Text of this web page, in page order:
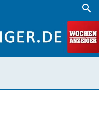
search